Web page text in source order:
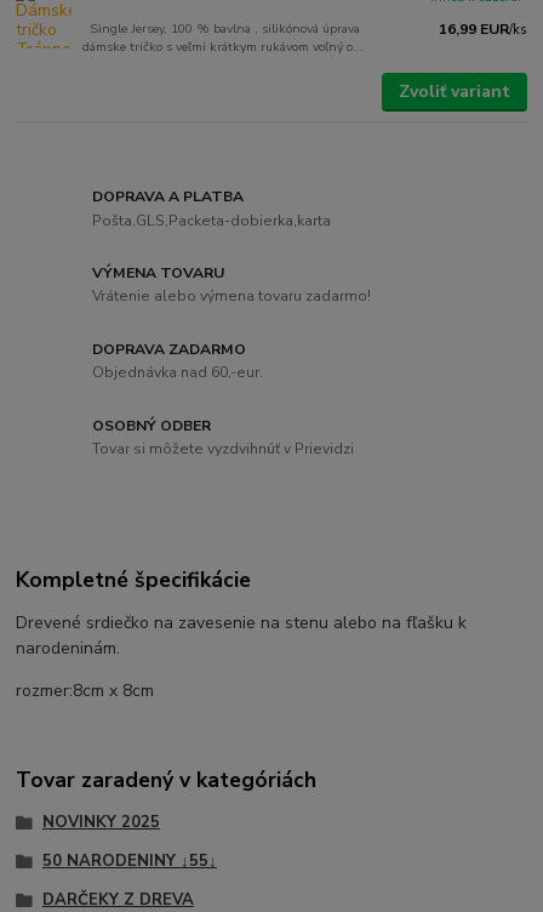
Single Jersey, 100 % bavlna , silikónová úprava
dámske tričko s veľmi krátkym rukávom voľný o...
16,99 EUR/ks
Zvoliť variant
DOPRAVA A PLATBA
Pošta,GLS,Packeta-dobierka,karta
VÝMENA TOVARU
Vrátenie alebo výmena tovaru zadarmo!
DOPRAVA ZADARMO
Objednávka nad 60,-eur.
OSOBNÝ ODBER
Tovar si môžete vyzdvihnúť v Prievidzi
Kompletné špecifikácie
Drevené srdiečko na zavesenie na stenu alebo na fľašku k
narodeninám.
rozmer:8cm x 8cm
Tovar zaradený v kategóriách
NOVINKY 2025
50 NARODENINY ↓55↓
DARČEKY Z DREVA